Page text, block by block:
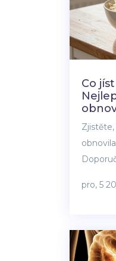
Co
trávicího
pro, 5